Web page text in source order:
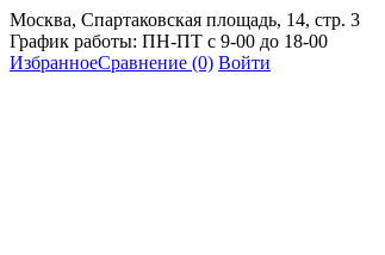
Москва, Спартаковская площадь, 14, стр. 3
График работы: ПН-ПТ с 9-00 до 18-00
ИзбранноеСравнение (0) Войти